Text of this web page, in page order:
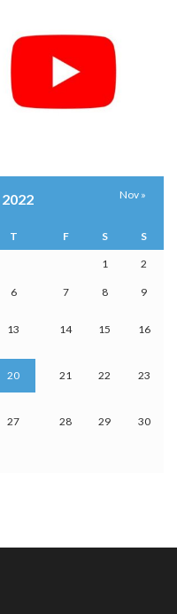
T F S S
1 2
6 7 8 9
13 14 15 16
20 21 22 23
27 28 29 30
Nov »